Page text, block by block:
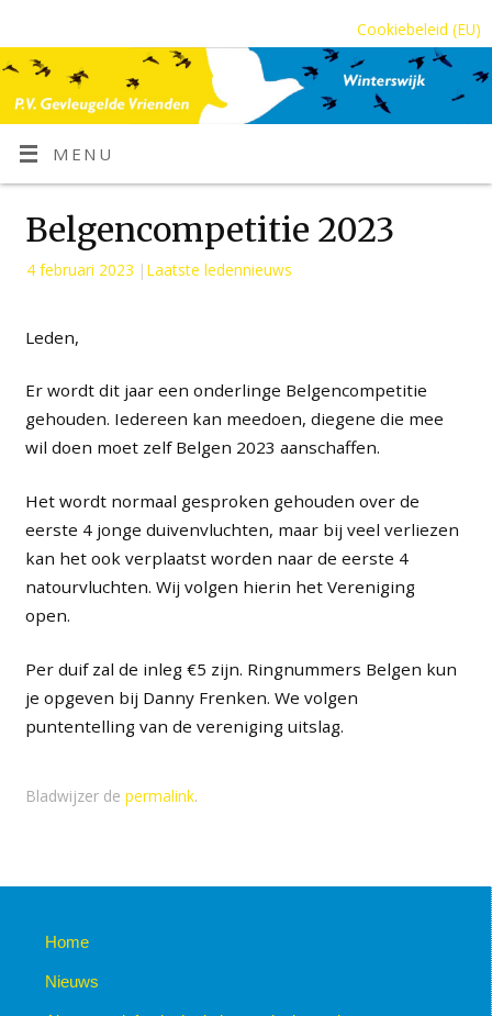
Cookiebeleid (EU)
MENU
Belgencompetitie 2023
4 februari 2023 | Laatste ledennieuws
Leden,
Er wordt dit jaar een onderlinge Belgencompetitie
gehouden. Iedereen kan meedoen, diegene die mee
wil doen moet zelf Belgen 2023 aanschaffen.
Het wordt normaal gesproken gehouden over de
eerste 4 jonge duivenvluchten, maar bij veel verliezen
kan het ook verplaatst worden naar de eerste 4
natourvluchten. Wij volgen hierin het Vereniging
open.
Per duif zal de inleg €5 zijn. Ringnummers Belgen kun
je opgeven bij Danny Frenken. We volgen
puntentelling van de vereniging uitslag.
Bladwijzer de permalink.
Home
Nieuws